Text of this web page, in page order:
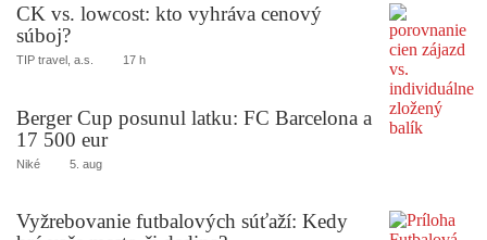
CK vs. lowcost: kto vyhráva cenový
súboj?
TIP travel, a.s. 17 h
Berger Cup posunul latku: FC Barcelona a
17 500 eur
Niké 5. aug
Vyžrebovanie futbalových súťaží: Kedy